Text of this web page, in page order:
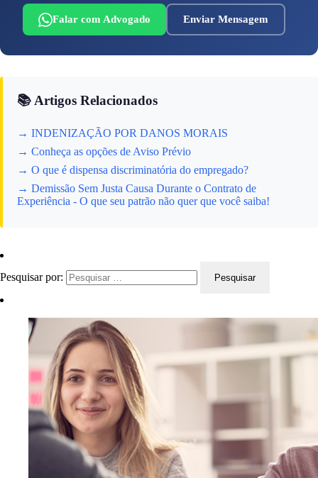
Falar com Advogado Enviar Mensagem
📚 Artigos Relacionados
→ INDENIZAÇÃO POR DANOS MORAIS
→ Conheça as opções de Aviso Prévio
→ O que é dispensa discriminatória do empregado?
→ Demissão Sem Justa Causa Durante o Contrato de
Experiência - O que seu patrão não quer que você saiba!
Pesquisar por: